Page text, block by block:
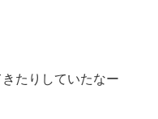
たりしていたなー